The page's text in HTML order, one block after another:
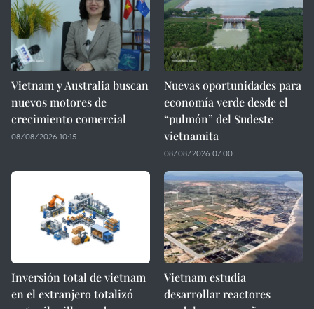
Vietnam y Australia buscan
nuevos motores de
crecimiento comercial
08/08/2026 10:15
Nuevas oportunidades para
economía verde desde el
“pulmón” del Sudeste
vietnamita
08/08/2026 07:00
Inversión total de vietnam
en el extranjero totalizó
Vietnam estudia
desarrollar reactores